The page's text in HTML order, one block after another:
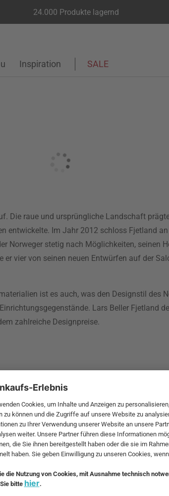
24.000 Produkte lagernd
Inspiration SALE
Die raue und ursprüngliche Landschaft
entwickelte. Im Jahr 2012 schloss Fjetland
Norweger stetig nach Möglichkeiten, seinen
vier von seinen neuen Entwürfen auf der
ist es auch, was den Designstil des
Lars Beller Fjetland
zahlreiche Designpreise.
MwSt. und zzgl.Versandkosten.
Möbel
Möbel
Beliebte